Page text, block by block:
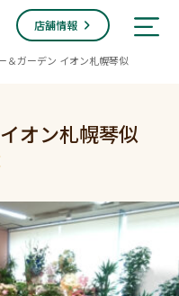
店舗情報
＆ガーデン イオン札幌琴似
オン札幌琴似